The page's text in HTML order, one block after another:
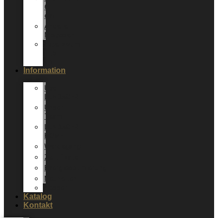
6
cm
Andere
Mixboxen
Information
Über
Unser
Team
HOME
Werdegang
Zertifikate
Energieoptimierung
Neuheiten
Katalog
Kontakt